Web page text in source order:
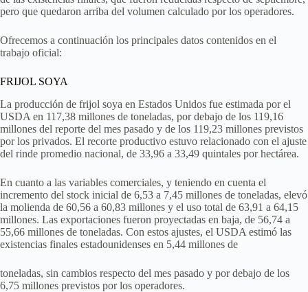
pero que quedaron arriba del volumen calculado por los operadores.
Ofrecemos a continuación los principales datos contenidos en el
trabajo oficial:
FRIJOL SOYA
La producción de frijol soya en Estados Unidos fue estimada por el
USDA en 117,38 millones de toneladas, por debajo de los 119,16
millones del reporte del mes pasado y de los 119,23 millones previstos
por los privados. El recorte productivo estuvo relacionado con el ajuste
del rinde promedio nacional, de 33,96 a 33,49 quintales por hectárea.
En cuanto a las variables comerciales, y teniendo en cuenta el
incremento del stock inicial de 6,53 a 7,45 millones de toneladas, elevó
la molienda de 60,56 a 60,83 millones y el uso total de 63,91 a 64,15
millones. Las exportaciones fueron proyectadas en baja, de 56,74 a
55,66 millones de toneladas. Con estos ajustes, el USDA estimó las
existencias finales estadounidenses en 5,44 millones de
toneladas, sin cambios respecto del mes pasado y por debajo de los
6,75 millones previstos por los operadores.